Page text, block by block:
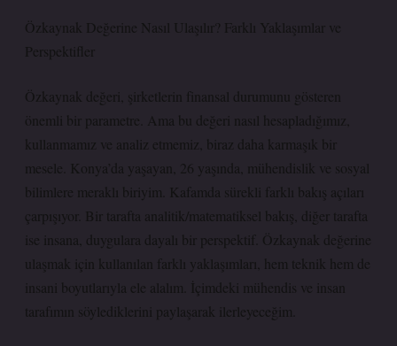
Özkaynak Değerine Nasıl Ulaşılır? Farklı Yaklaşımlar ve
Perspektifler
Özkaynak değeri, şirketlerin finansal durumunu gösteren
önemli bir parametre. Ama bu değeri nasıl hesapladığımız,
kullanmamız ve analiz etmemiz, biraz daha karmaşık bir
mesele. Konya’da yaşayan, 26 yaşında, mühendislik ve sosyal
bilimlere meraklı biriyim. Kafamda sürekli farklı bakış açıları
çarpışıyor. Bir tarafta analitik/matematiksel bakış, diğer tarafta
ise insana, duygulara dayalı bir perspektif. Özkaynak değerine
ulaşmak için kullanılan farklı yaklaşımları, hem teknik hem de
insani boyutlarıyla ele alalım. İçimdeki mühendis ve insan
tarafımın söylediklerini paylaşarak ilerleyeceğim.